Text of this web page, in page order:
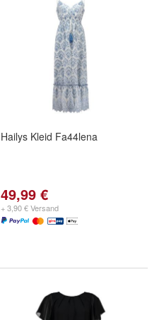
Hailys Kleid Fa44lena
49,99 €
+ 3,90 € Versand